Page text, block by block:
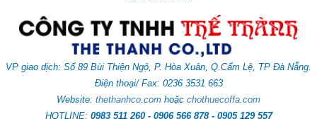
VP giao dịch: Số 89 Bùi Thiện Ngộ, P. Hòa Xuân, Q.Cẩm Lệ, TP Đà Nẵng.
Điện thoại/ Fax: 0236 3531 663
Website: thethanhco.com hoặc chothuecoffa.com
HOTLINE: 0983 511 260 - 0906 566 878 - 0905 129 557